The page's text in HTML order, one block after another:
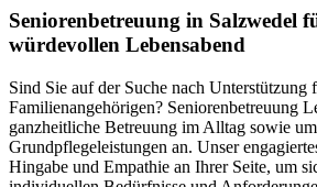
Senioren­betreuung in Salzwedel
würdevollen Lebensabend
Sind Sie auf der Suche nach Unterstützung
Familienangehörigen? Seniorenbetreuung
ganzheitliche Betreuung im Alltag sowie
Grundpflegeleistungen an. Unser
Hingabe und Empathie an Ihrer Seite, um